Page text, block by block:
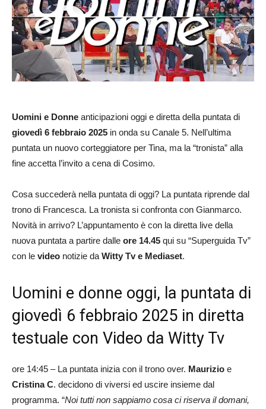
Uomini e Donne anticipazioni oggi e diretta della puntata di
giovedì 6 febbraio 2025 in onda su Canale 5. Nell’ultima
puntata un nuovo corteggiatore per Tina, ma la “tronista” alla
fine accetta l’invito a cena di Cosimo.
Cosa succederà nella puntata di oggi? La puntata riprende dal
trono di Francesca. La tronista si confronta con Gianmarco.
Novità in arrivo? L’appuntamento è con la diretta live della
nuova puntata a partire dalle ore 14.45 qui su “Superguida Tv”
con le video notizie da Witty Tv e Mediaset.
Uomini e donne oggi, la puntata di
giovedì 6 febbraio 2025 in diretta
testuale con Video da Witty Tv
ore 14:45 – La puntata inizia con il trono over. Maurizio e
Cristina C. decidono di viversi ed uscire insieme dal
programma. “Noi tutti non sappiamo cosa ci riserva il domani,